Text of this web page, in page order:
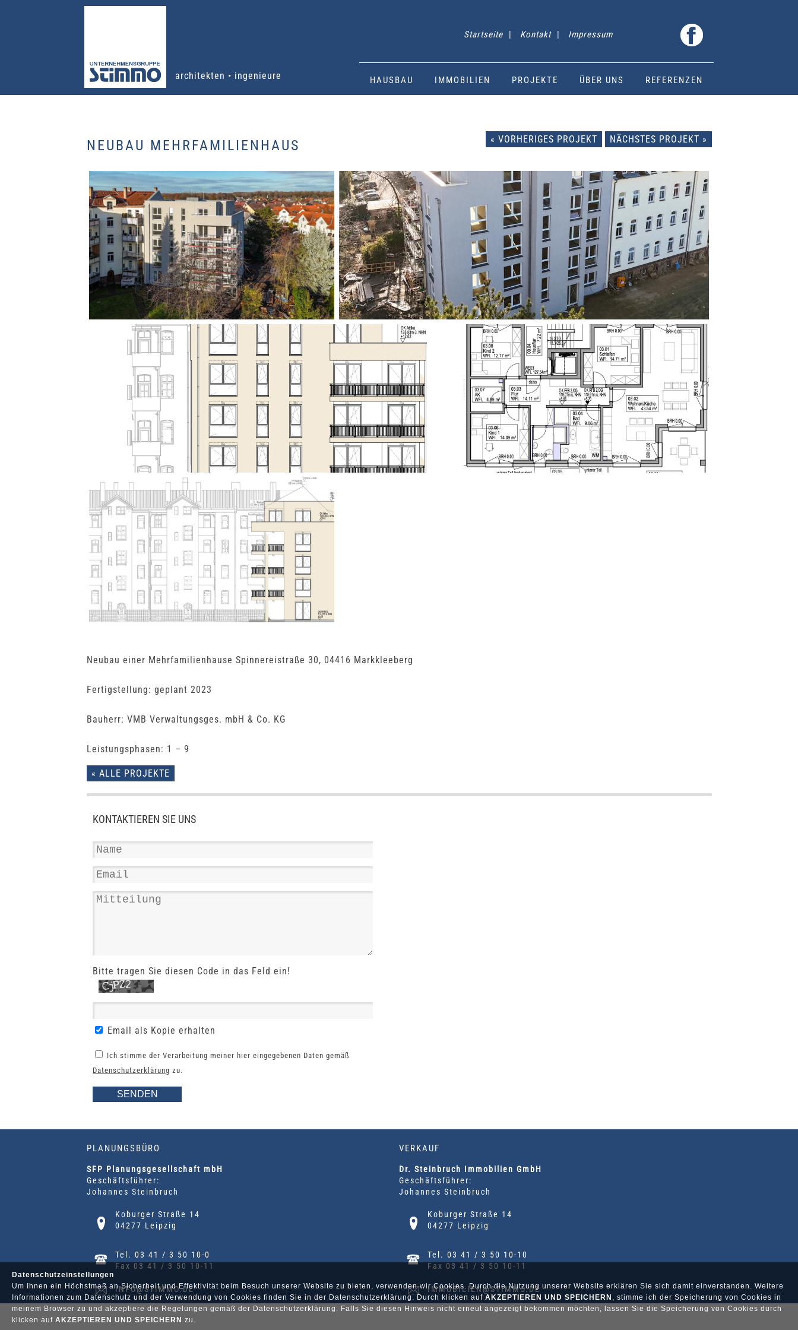
Datenschutzeinstellungen
Um Ihnen ein Höchstmaß an Sicherheit und Effektivität beim Besuch unserer Website zu bieten, verwenden wir Cookies. Durch die Nutzung unserer Website erklären Sie sich damit einverstanden. Weitere
Informationen zum Datenschutz und der Verwendung von Cookies finden Sie in der Datenschutzerklärung. Durch klicken auf AKZEPTIEREN UND SPEICHERN , stimme ich der Speicherung von Cookies in
meinem Browser zu und akzeptiere die Regelungen gemäß der Datenschutzerklärung. Falls Sie diesen Hinweis nicht erneut angezeigt bekommen möchten, lassen Sie die Speicherung von Cookies durch
klicken auf AKZEPTIEREN UND SPEICHERN zu.
architekten • ingenieure
Startseite | Kontakt | Impressum
HAUSBAU IMMOBILIEN PROJEKTE ÜBER UNS REFERENZEN
« VORHERIGES PROJEKT NÄCHSTES PROJEKT »
NEUBAU MEHRFAMILIENHAUS
Neubau einer Mehrfamilienhause Spinnereistraße 30, 04416 Markkleeberg
Fertigstellung: geplant 2023
Bauherr: VMB Verwaltungsges. mbH & Co. KG
Leistungsphasen: 1 – 9
« ALLE PROJEKTE
KONTAKTIEREN SIE UNS
Bitte tragen Sie diesen Code in das Feld ein!
Email als Kopie erhalten
Ich stimme der Verarbeitung meiner hier eingegebenen Daten gemäß
Datenschutzerklärung zu.
PLANUNGSBÜRO
SFP Planungsgesellschaft mbH
Geschäftsführer:
Johannes Steinbruch
Koburger Straße 14
04277 Leipzig
Tel. 03 41 / 3 50 10-0
Fax 03 41 / 3 50 10-11
INFO@STIMMO.DE
VERKAUF
Dr. Steinbruch Immobilien GmbH
Geschäftsführer:
Johannes Steinbruch
Koburger Straße 14
04277 Leipzig
Tel. 03 41 / 3 50 10-10
Fax 03 41 / 3 50 10-11
IMMOBILIEN@STIMMO.DE